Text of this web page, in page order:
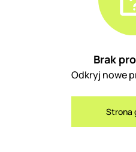
Brak
Odkryj nowe
Strona